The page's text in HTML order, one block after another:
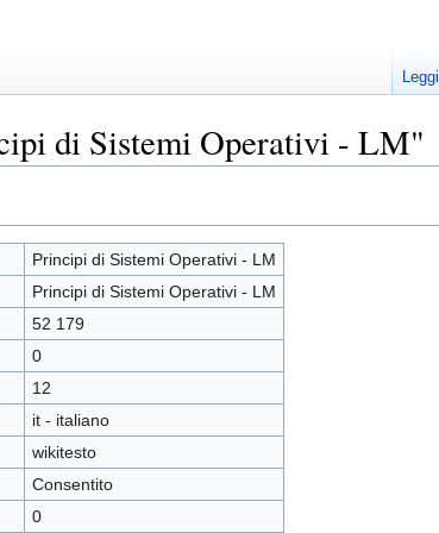
di Sistemi Operativi - LM"
Principi di Sistemi Operativi - LM
Principi di Sistemi Operativi - LM
52 179
0
12
it - italiano
wikitesto
Consentito
0
Leggi